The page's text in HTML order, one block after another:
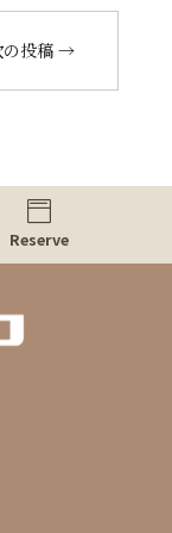
投稿 →

Reserve